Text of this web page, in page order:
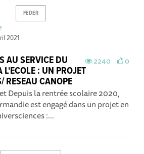
FEDER
2021
2240 0
AU SERVICE DU
L'ECOLE : UN PROJET
RESEAU CANOPE
Depuis la rentrée scolaire 2020,
est engagé dans un projet en
:...